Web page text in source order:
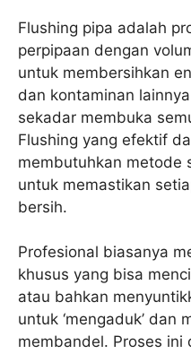
Flushing pipa adalah
perpipaan dengan
untuk membersihkan
dan kontaminan
sekadar membuka
Flushing yang efektif
membutuhkan metode
untuk memastikan
bersih.
Profesional biasanya
khusus yang bisa
atau bahkan
untuk ‘mengaduk’ dan
membandel. Proses ini